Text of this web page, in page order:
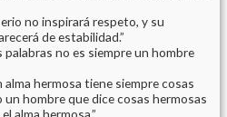
no inspirará respeto, y su
de estabilidad.”
no es siempre un hombre
hermosa tiene siempre cosas
un hombre que dice cosas hermosas
alma hermosa.”